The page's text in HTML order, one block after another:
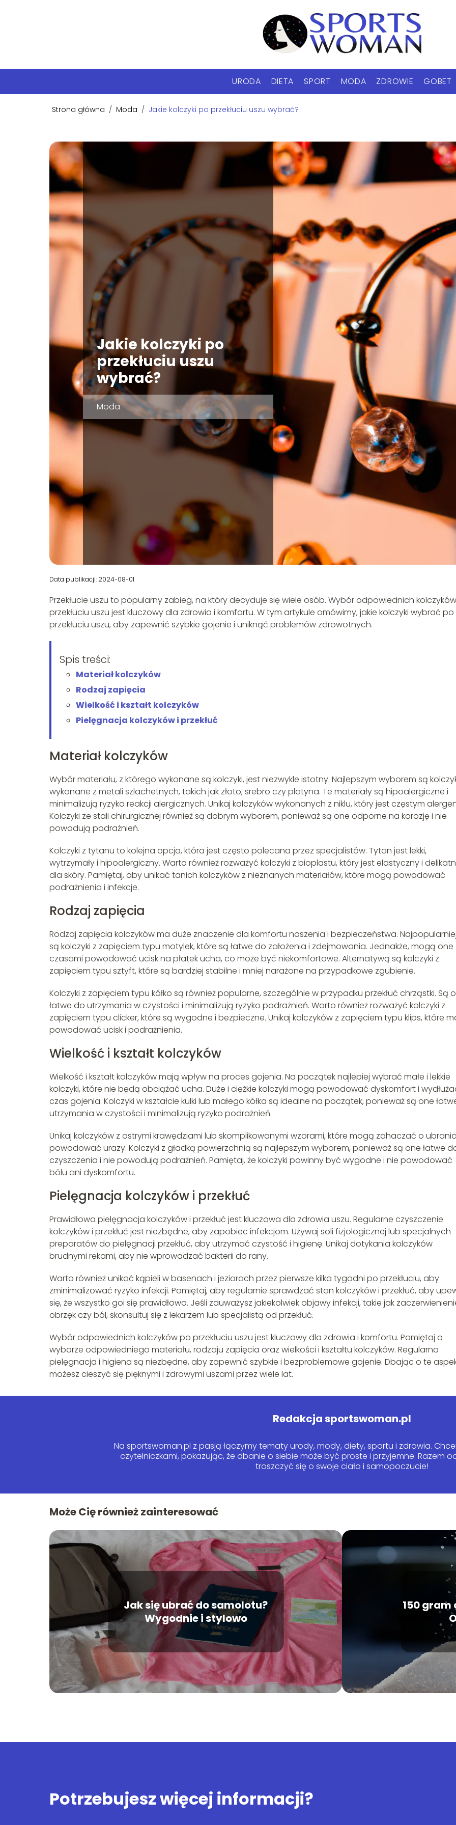
URODA DIETA SPORT MODA ZDROWIE GOBET
Strona główna / Moda / Jakie kolczyki po przekłuciu uszu wybrać?
Jakie kolczyki po
przekłuciu uszu
wybrać?
Moda
Data publikacji: 2024-08-01
Przekłucie uszu to popularny zabieg, na który decyduje się wiele osób. Wybór odpowiednich
przekłuciu uszu jest kluczowy dla zdrowia i komfortu. W tym artykule omówimy, jakie kolczyki wybrać po
przekłuciu uszu, aby zapewnić szybkie gojenie i uniknąć problemów zdrowotnych.
Spis treści:
Materiał kolczyków
Rodzaj zapięcia
Wielkość i kształt kolczyków
Pielęgnacja kolczyków i przekłuć
Materiał kolczyków
Wybór materiału, z którego wykonane są kolczyki, jest niezwykle istotny. Najlepszym wyborem są
wykonane z metali szlachetnych, takich jak złoto, srebro czy platyna. Te materiały są hipoalergiczne i
minimalizują ryzyko reakcji alergicznych. Unikaj kolczyków wykonanych z niklu, który jest częstym
Kolczyki ze stali chirurgicznej również są dobrym wyborem, ponieważ są one odporne na korozję i nie
powodują podrażnień.
Kolczyki z tytanu to kolejna opcja, która jest często polecana przez specjalistów. Tytan jest lekki,
wytrzymały i hipoalergiczny. Warto również rozważyć kolczyki z bioplastu, który jest elastyczny i
dla skóry. Pamiętaj, aby unikać tanich kolczyków z nieznanych materiałów, które mogą powodować
podrażnienia i infekcje.
Rodzaj zapięcia
Rodzaj zapięcia kolczyków ma duże znaczenie dla komfortu noszenia i bezpieczeństwa.
są kolczyki z zapięciem typu motylek, które są łatwe do założenia i zdejmowania. Jednakże, mogą one
czasami powodować ucisk na płatek ucha, co może być niekomfortowe. Alternatywą są kolczyki z
zapięciem typu sztyft, które są bardziej stabilne i mniej narażone na przypadkowe zgubienie.
Kolczyki z zapięciem typu kółko są również popularne, szczególnie w przypadku przekłuć chrząstki. Są
łatwe do utrzymania w czystości i minimalizują ryzyko podrażnień. Warto również rozważyć kolczyki z
zapięciem typu clicker, które są wygodne i bezpieczne. Unikaj kolczyków z zapięciem typu klips, które
powodować ucisk i podrażnienia.
Wielkość i kształt kolczyków
Wielkość i kształt kolczyków mają wpływ na proces gojenia. Na początek najlepiej wybrać małe i lekkie
kolczyki, które nie będą obciążać ucha. Duże i ciężkie kolczyki mogą powodować dyskomfort i
czas gojenia. Kolczyki w kształcie kulki lub małego kółka są idealne na początek, ponieważ są one
utrzymania w czystości i minimalizują ryzyko podrażnień.
Unikaj kolczyków z ostrymi krawędziami lub skomplikowanymi wzorami, które mogą zahaczać o
powodować urazy. Kolczyki z gładką powierzchnią są najlepszym wyborem, ponieważ są one łatwe
czyszczenia i nie powodują podrażnień. Pamiętaj, że kolczyki powinny być wygodne i nie powodować
bólu ani dyskomfortu.
Pielęgnacja kolczyków i przekłuć
Prawidłowa pielęgnacja kolczyków i przekłuć jest kluczowa dla zdrowia uszu. Regularne czyszczenie
kolczyków i przekłuć jest niezbędne, aby zapobiec infekcjom. Używaj soli fizjologicznej lub specjalnych
preparatów do pielęgnacji przekłuć, aby utrzymać czystość i higienę. Unikaj dotykania kolczyków
brudnymi rękami, aby nie wprowadzać bakterii do rany.
Warto również unikać kąpieli w basenach i jeziorach przez pierwsze kilka tygodni po przekłuciu, aby
zminimalizować ryzyko infekcji. Pamiętaj, aby regularnie sprawdzać stan kolczyków i przekłuć, aby
się, że wszystko goi się prawidłowo. Jeśli zauważysz jakiekolwiek objawy infekcji, takie jak
obrzęk czy ból, skonsultuj się z lekarzem lub specjalistą od przekłuć.
Wybór odpowiednich kolczyków po przekłuciu uszu jest kluczowy dla zdrowia i komfortu. Pamiętaj o
wyborze odpowiedniego materiału, rodzaju zapięcia oraz wielkości i kształtu kolczyków. Regularna
pielęgnacja i higiena są niezbędne, aby zapewnić szybkie i bezproblemowe gojenie. Dbając o te
możesz cieszyć się pięknymi i zdrowymi uszami przez wiele lat.
Redakcja sportswoman.pl
Na sportswoman.pl z pasją łączymy tematy urody, mody, diety, sportu i zdrowia.
czytelniczkami, pokazując, że dbanie o siebie może być proste i przyjemne. Razem
troszczyć się o swoje ciało i samopoczucie!
Może Cię również zainteresować
Jak się ubrać do samolotu?
Wygodnie i stylowo
150 gram
Potrzebujesz więcej informacji?